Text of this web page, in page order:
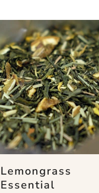
Lemongrass
Essential